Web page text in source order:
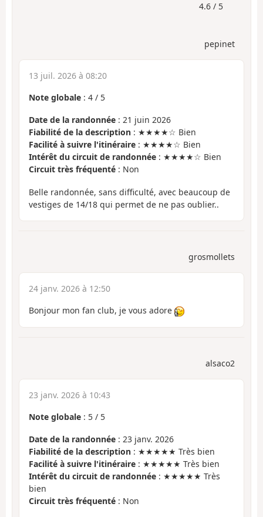
4.6 / 5
pepinet
13 juil. 2026 à 08:20
Note globale : 4 / 5
Date de la randonnée : 21 juin 2026
Fiabilité de la description : ★★★★☆ Bien
Facilité à suivre l'itinéraire : ★★★★☆ Bien
Intérêt du circuit de randonnée : ★★★★☆ Bien
Circuit très fréquenté : Non
Belle randonnée, sans difficulté, avec beaucoup de
vestiges de 14/18 qui permet de ne pas oublier..
grosmollets
24 janv. 2026 à 12:50
Bonjour mon fan club, je vous adore
alsaco2
23 janv. 2026 à 10:43
Note globale : 5 / 5
Date de la randonnée : 23 janv. 2026
Fiabilité de la description : ★★★★★ Très bien
Facilité à suivre l'itinéraire : ★★★★★ Très bien
Intérêt du circuit de randonnée : ★★★★★ Très
bien
Circuit très fréquenté : Non